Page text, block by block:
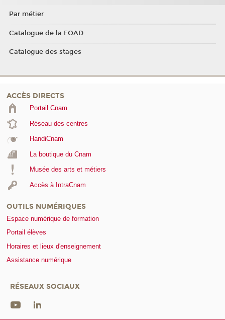
Par métier
Catalogue de la FOAD
Catalogue des stages
ACCÈS DIRECTS
Portail Cnam
Réseau des centres
HandiCnam
La boutique du Cnam
Musée des arts et métiers
Accès à IntraCnam
OUTILS NUMÉRIQUES
Espace numérique de formation
Portail élèves
Horaires et lieux d'enseignement
Assistance numérique
RÉSEAUX SOCIAUX